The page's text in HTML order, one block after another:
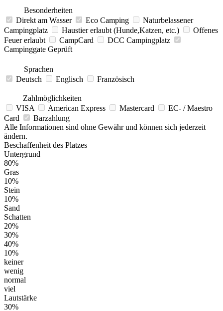
Besonderheiten
Direkt am Wasser
Eco Camping
Naturbelassener
Campingplatz
Haustier erlaubt (Hunde,Katzen, etc.)
Offenes
Feuer erlaubt
CampCard
DCC Campingplatz
Campinggate Geprüft
Sprachen
Deutsch
Englisch Französisch
Zahlmöglichkeiten
VISA
American Express Mastercard
EC- / Maestro
Card
Barzahlung
Alle Informationen sind ohne Gewähr und können sich jederzeit
ändern.
Beschaffenheit des Platzes
Untergrund
80%
Gras
10%
Stein
10%
Sand
Schatten
20%
30%
40%
10%
keiner
wenig
normal
viel
Lautstärke
30%